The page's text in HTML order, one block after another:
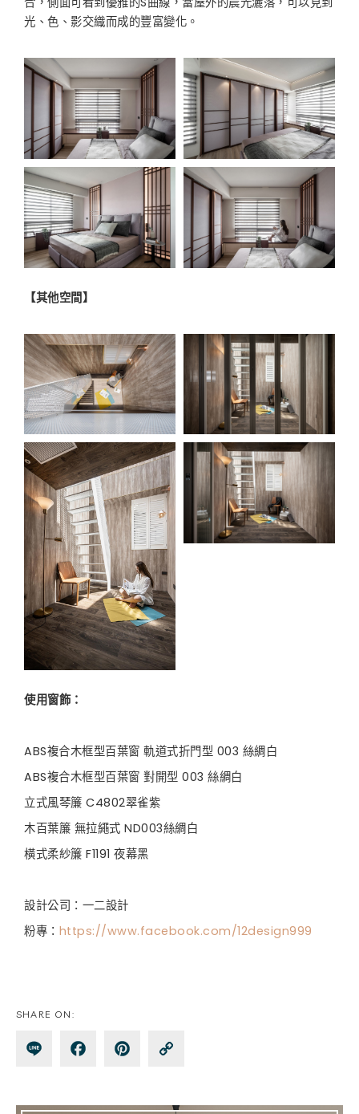
光、色、影交織而成的豐富變化。
【其他空間】
使用窗飾：
ABS複合木框型百葉窗 軌道式折門型 003 絲綢白
ABS複合木框型百葉窗 對開型 003 絲綢白
立式風琴簾 C4802翠雀紫
木百葉簾 無拉繩式 ND003絲綢白
橫式柔紗簾 F1191 夜幕黑
設計公司：一二設計
粉專： https://www.facebook.com/12design999
SHARE ON:
Lin Fa Pin